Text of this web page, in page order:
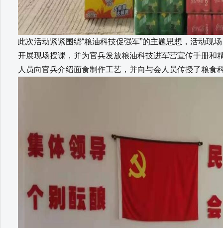
此次活动紧紧围绕“粮油科技促强军”的主题思想，活动现
开展现场授课，并为官兵发放粮油科技进军营宣传手册和
人员向官兵介绍面食制作工艺，并向与会人员传授了粮食